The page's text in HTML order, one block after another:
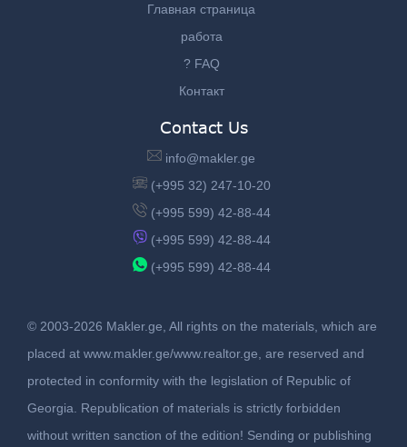
Главная страница
работа
? FAQ
Контакт
Contact Us
info@makler.ge
(+995 32) 247-10-20
(+995 599) 42-88-44
(+995 599) 42-88-44
(+995 599) 42-88-44
© 2003-2026 Makler.ge, All rights on the materials, which are
placed at www.makler.ge/www.realtor.ge, are reserved and
protected in conformity with the legislation of Republic of
Georgia. Republication of materials is strictly forbidden
without written sanction of the edition! Sending or publishing